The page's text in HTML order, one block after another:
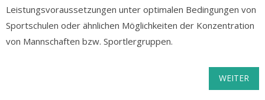
Leistungsvoraussetzungen unter optimalen Bedingungen von
Sportschulen oder ähnlichen Möglichkeiten der Konzentration
von Mannschaften bzw. Sportlergruppen.
WEITER